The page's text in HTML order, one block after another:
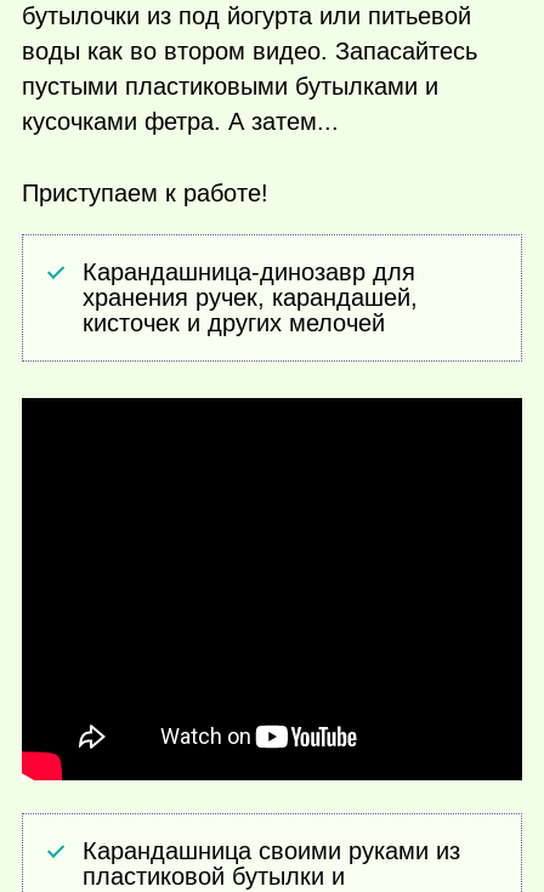
бутылочки из под йогурта или питьевой
воды как во втором видео. Запасайтесь
пустыми пластиковыми бутылками и
кусочками фетра. А затем...
Приступаем к работе!
Карандашница-динозавр для
хранения ручек, карандашей,
кисточек и других мелочей
Карандашница своими руками из
пластиковой бутылки и